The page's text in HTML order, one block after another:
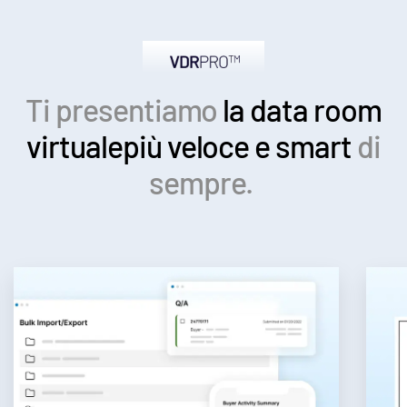
Ti presentiamo la data room
virtualepiù veloce e smart di
sempre.